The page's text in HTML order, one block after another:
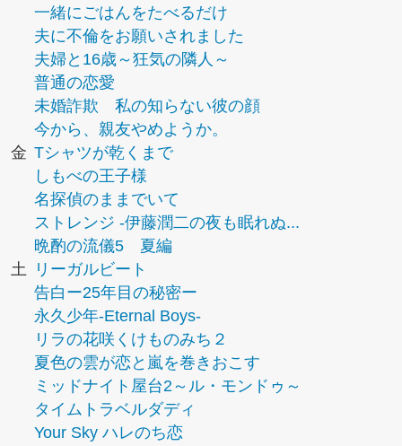
一緒にごはんをたべるだけ
夫に不倫をお願いされました
夫婦と16歳～狂気の隣人～
普通の恋愛
未婚詐欺 私の知らない彼の顔
今から、親友やめようか。
金 Tシャツが乾くまで
しもべの王子様
名探偵のままでいて
ストレンジ -伊藤潤二の夜も眠れぬ...
晩酌の流儀5 夏編
土
リーガルビート
告白ー25年目の秘密ー
永久少年-Eternal Boys-
リラの花咲くけものみち２
夏色の雲が恋と嵐を巻きおこす
ミッドナイト屋台2～ル・モンドゥ～
タイムトラベルダディ
Your Sky ハレのち恋